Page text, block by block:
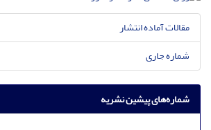
مقالات آماده انتشار
شماره جاری
شماره‌های پیشین نشریه